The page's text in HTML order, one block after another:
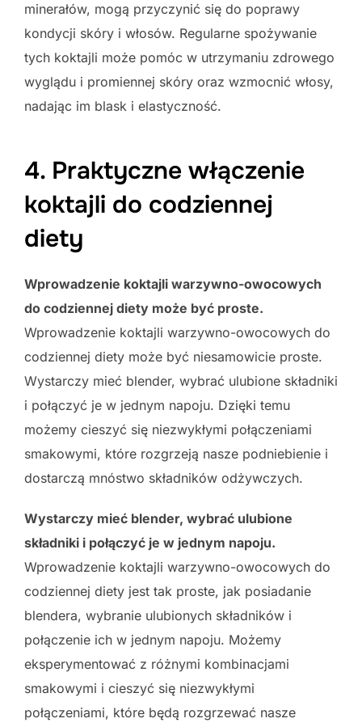
minerałów, mogą przyczynić się do poprawy
kondycji skóry i włosów. Regularne spożywanie
tych koktajli może pomóc w utrzymaniu zdrowego
wyglądu i promiennej skóry oraz wzmocnić włosy,
nadając im blask i elastyczność.
4. Praktyczne włączenie
koktajli do codziennej
diety
Wprowadzenie koktajli warzywno-owocowych
do codziennej diety może być proste.
Wprowadzenie koktajli warzywno-owocowych do
codziennej diety może być niesamowicie proste.
Wystarczy mieć blender, wybrać ulubione składniki
i połączyć je w jednym napoju. Dzięki temu
możemy cieszyć się niezwykłymi połączeniami
smakowymi, które rozgrzeją nasze podniebienie i
dostarczą mnóstwo składników odżywczych.
Wystarczy mieć blender, wybrać ulubione
składniki i połączyć je w jednym napoju.
Wprowadzenie koktajli warzywno-owocowych do
codziennej diety jest tak proste, jak posiadanie
blendera, wybranie ulubionych składników i
połączenie ich w jednym napoju. Możemy
eksperymentować z różnymi kombinacjami
smakowymi i cieszyć się niezwykłymi
połączeniami, które będą rozgrzewać nasze